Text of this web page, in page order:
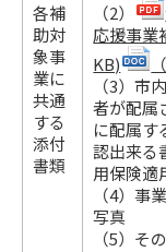
各補
助対
象事
業に
共通
する
添付
書類
（2）
応援事業
KB)
（3）市
者が配属
に配属す
認出来る
用保険適
（4）事
写真
（5）そ